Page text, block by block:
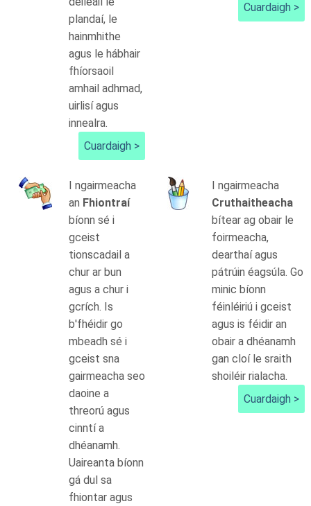
plandaí, le
hainmhithe
agus le hábhair
fhíorsaoil
amhail adhmad,
uirlisí agus
innealra.
Cuardaigh >
Cuardaigh >
I ngairmeacha
an Fhiontraí
bíonn sé i
gceist
tionscadail a
chur ar bun
agus a chur i
gcrích. Is
b'fhéidir go
mbeadh sé i
gceist sna
gairmeacha seo
daoine a
threorú agus
cinntí a
dhéanamh.
Uaireanta bíonn
gá dul sa
fhiontar agus
I ngairmeacha
Cruthaitheacha
bítear ag obair le
foirmeacha,
dearthaí agus
pátrúin éagsúla. Go
minic bíonn
féinléiriú i gceist
agus is féidir an
obair a dhéanamh
gan cloí le sraith
shoiléir rialacha.
Cuardaigh >